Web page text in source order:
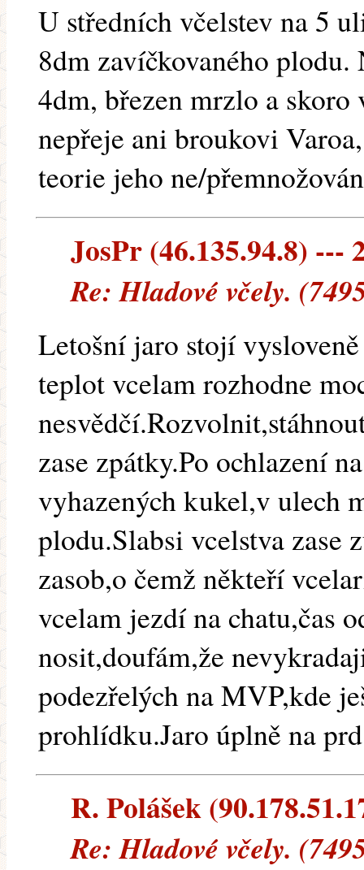
U středních včelstev na 5
8dm zavíčkovaného
4dm, březen mrzlo a
nepřeje ani broukovi
teorie jeho ne/
JosPr (46.135.94.8) ---
Re: Hladové včely.
Letošní jaro stojí
teplot vcelam rozhodne
zase zpátky.Po ochlazení
vyhazených kukel,v ulech
plodu.Slabsi vcelstva zase
zasob,o čemž někteří
vcelam jezdí na chatu,čas
nosit,doufám,že
podezřelých na MVP,kde
prohlídku.Jaro úplně na
R. Polášek
Re: Hladové včely.